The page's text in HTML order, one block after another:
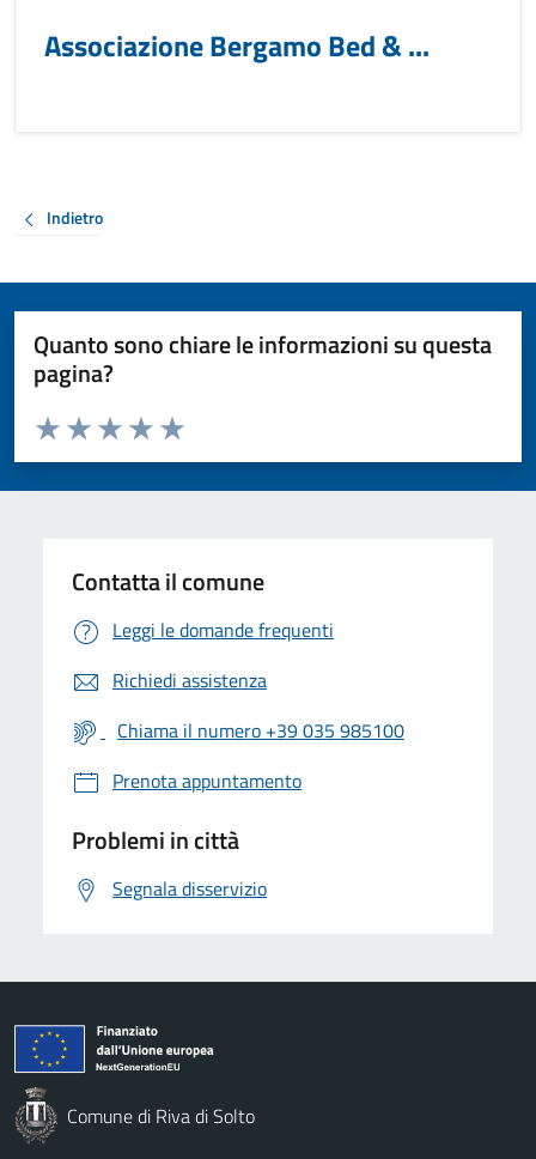
Associazione Bergamo Bed & ...
Indietro
Quanto sono chiare le informazioni su questa
pagina?
Valuta da 1 a 5 stelle la pagina
Valuta 5 stelle su 5
Valuta 4 stelle su 5
Valuta 3 stelle su 5
Valuta 2 stelle su 5
Valuta 1 stelle su 5
Contatta il comune
Leggi le domande frequenti
Richiedi assistenza
Chiama il numero +39 035 985100
Prenota appuntamento
Problemi in città
Segnala disservizio
Comune di Riva di Solto